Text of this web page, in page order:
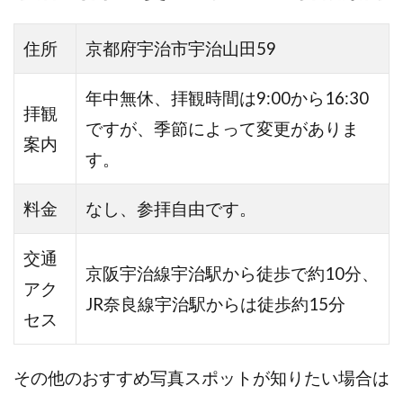
住所 京都府宇治市宇治山田59
拝観
案内
年中無休、拝観時間は9:00から16:30
ですが、季節によって変更がありま
す。
料金 なし、参拝自由です。
交通
アク
セス
京阪宇治線宇治駅から徒歩で約10分、
JR奈良線宇治駅からは徒歩約15分
その他のおすすめ写真スポットが知りたい場合は